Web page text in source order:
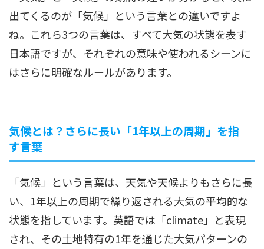
出てくるのが「気候」という言葉との違いですよ
ね。これら3つの言葉は、すべて大気の状態を表す
日本語ですが、それぞれの意味や使われるシーンに
はさらに明確なルールがあります。
気候とは？さらに長い「1年以上の周期」を指
す言葉
「気候」という言葉は、天気や天候よりもさらに長
い、1年以上の周期で繰り返される大気の平均的な
状態を指しています。英語では「climate」と表現
され、その土地特有の1年を通じた大気パターンの